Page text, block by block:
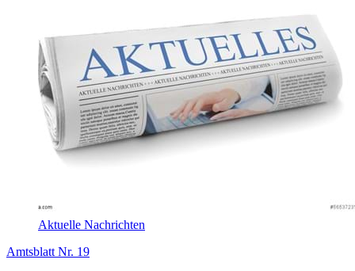
Aktuelle Nachrichten
Amtsblatt Nr. 19